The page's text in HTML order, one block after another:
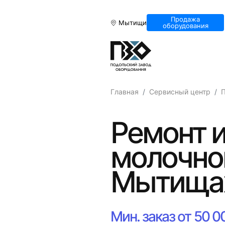
Мытищи
Продажа
оборудования
Главная Сервисный центр
Ремонт
Мин. заказ от 50